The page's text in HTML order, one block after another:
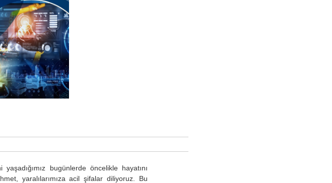
bugünlerde öncelikle hayatını
yaralılarımıza acil şifalar diliyoruz. Bu